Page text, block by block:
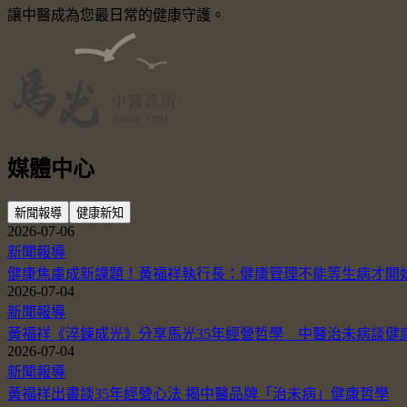
讓中醫成為您最日常的健康守護。
媒體中心
新聞報導 健康新知
2026-07-06
新聞報導
健康焦慮成新課題！黃福祥執行長：健康管理不能等生病才開
2026-07-04
新聞報導
黃福祥《淬鍊成光》分享馬光35年經營哲學 中醫治未病談健
2026-07-04
新聞報導
黃福祥出書談35年經營心法 揭中醫品牌「治未病」健康哲學